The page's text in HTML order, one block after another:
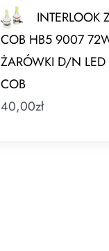
INTERLOOK
COB HB5 9007
ŻARÓWKI D/N
COB
40,00zł